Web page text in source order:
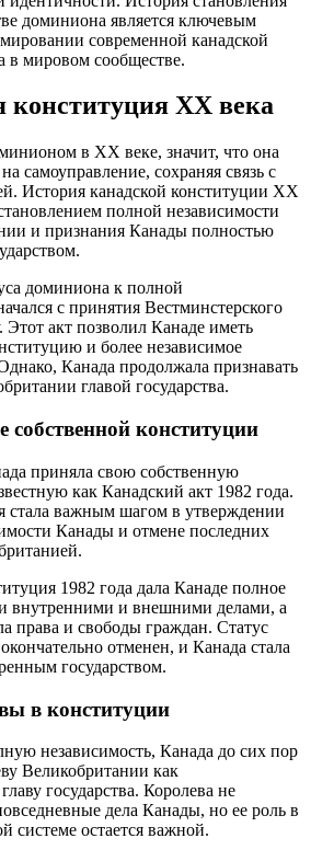
доминиона является ключевым
современной канадской
в мировом сообществе.
конституция ХХ века
в ХХ веке, значит, что она
самоуправление, сохраняя связь с
История канадской конституции ХХ
полной независимости
и признания Канады полностью
доминиона к полной
с принятия Вестминстерского
Этот акт позволил Канаде иметь
и более независимое
Канада продолжала признавать
главой государства.
собственной конституции
приняла свою собственную
как Канадский акт 1982 года.
стала важным шагом в утверждении
Канады и отмене последних
1982 года дала Канаде полное
внутренними и внешними делами, а
права и свободы граждан. Статус
отменен, и Канада стала
государством.
в конституции
независимость, Канада до сих пор
Великобритании как
государства. Королева не
дела Канады, но ее роль в
системе остается важной.